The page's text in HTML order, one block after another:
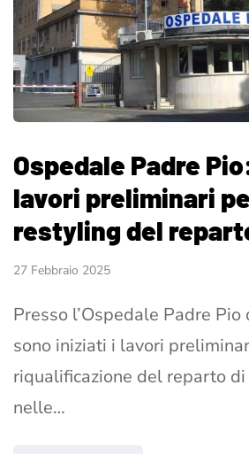
Ospedale Padre
lavori preliminari
restyling del
27 Febbraio 2025
Presso l’Ospedale Padre Pio
sono iniziati i lavori
riqualificazione del reparto
nelle…